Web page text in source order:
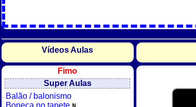
Vídeos Aulas
Fimo
Super Aulas
Balão / balonismo
Boneca no tapete